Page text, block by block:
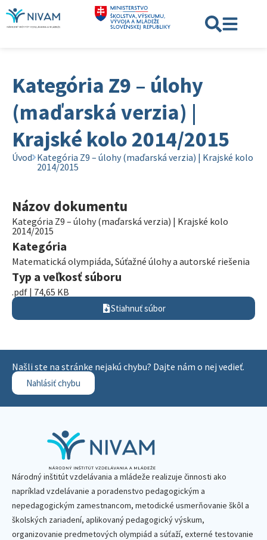
Kategória Z9 – úlohy
(maďarská verzia) |
Krajské kolo 2014/2015
Úvod Kategória Z9 – úlohy (maďarská verzia) | Krajské kolo
2014/2015
Názov dokumentu
Kategória Z9 – úlohy (maďarská verzia) | Krajské kolo
2014/2015
Kategória
Matematická olympiáda, Súťažné úlohy a autorské riešenia
Typ a veľkosť súboru
.pdf | 74,65 KB
Stiahnuť súbor
Našli ste na stránke nejakú chybu? Dajte nám o nej vedieť.
Nahlásiť chybu
Národný inštitút vzdelávania a mládeže realizuje činnosti ako
napríklad vzdelávanie a poradenstvo pedagogickým a
nepedagogickým zamestnancom, metodické usmerňovanie škôl a
školských zariadení, aplikovaný pedagogický výskum,
organizovanie predmetových olympiád a súťaží, externé testovanie